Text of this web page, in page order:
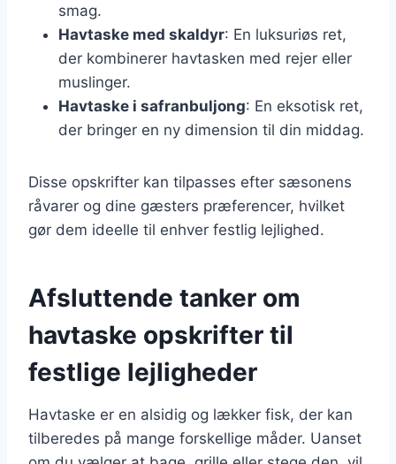
smag.
Havtaske med skaldyr: En luksuriøs ret,
der kombinerer havtasken med rejer eller
muslinger.
Havtaske i safranbuljong: En eksotisk ret,
der bringer en ny dimension til din middag.
Disse opskrifter kan tilpasses efter sæsonens
råvarer og dine gæsters præferencer, hvilket
gør dem ideelle til enhver festlig lejlighed.
Afsluttende tanker om
havtaske opskrifter til
festlige lejligheder
Havtaske er en alsidig og lækker fisk, der kan
tilberedes på mange forskellige måder. Uanset